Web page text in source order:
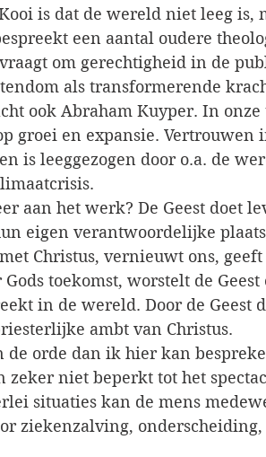
is dat de wereld niet leeg is,
een aantal oudere
om gerechtigheid in de
als transformerende
ook Abraham Kuyper. In
groei en expansie. Vertrouwen
is leeggezogen door o.a. de
aan het werk? De Geest doet
eigen verantwoordelijke
Christus, vernieuwt ons,
toekomst, worstelt de Geest
in de wereld. Door de Geest
ambt van Christus.
orde dan ik hier kan
zeker niet beperkt tot het
situaties kan de mens
ziekenzalving,